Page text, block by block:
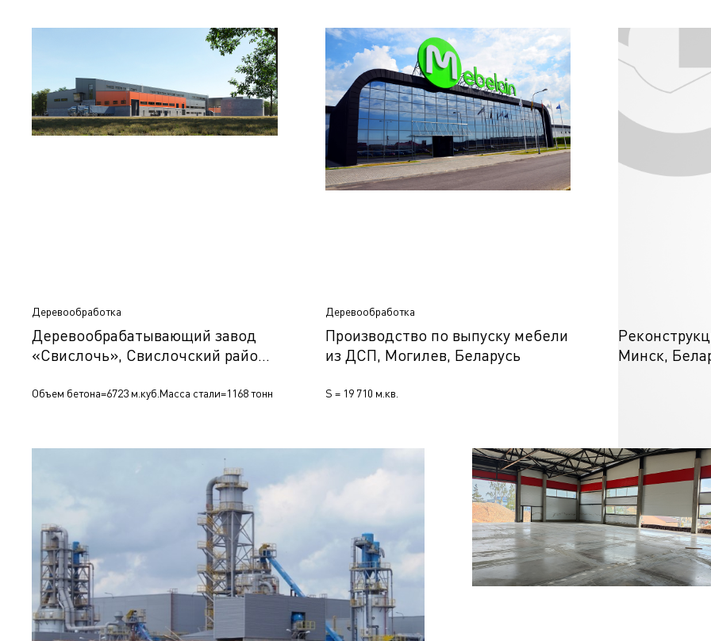
Деревообработка
Деревообрабатывающий завод
«Свислочь», Свислочский район,
Объем бетона=6723 м.куб. Масса стали=1168 тонн
Деревообработка
Производство по выпуску мебели
из ДСП, Могилев, Беларусь
S = 19 710 м.кв.
Минск,